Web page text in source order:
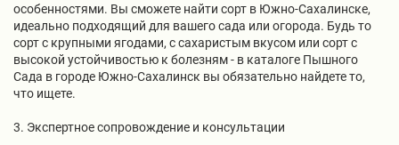
особенностями. Вы сможете найти сорт в Южно-Сахалинске,
идеально подходящий для вашего сада или огорода. Будь то
сорт с крупными ягодами, с сахаристым вкусом или сорт с
высокой устойчивостью к болезням - в каталоге Пышного
Сада в городе Южно-Сахалинск вы обязательно найдете то,
что ищете.
3. Экспертное сопровождение и консультации